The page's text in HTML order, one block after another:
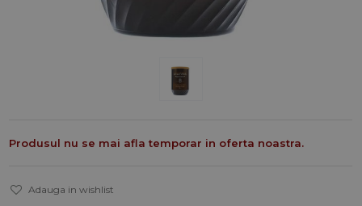
Produsul nu se mai afla temporar in oferta noastra.
Adauga in wishlist